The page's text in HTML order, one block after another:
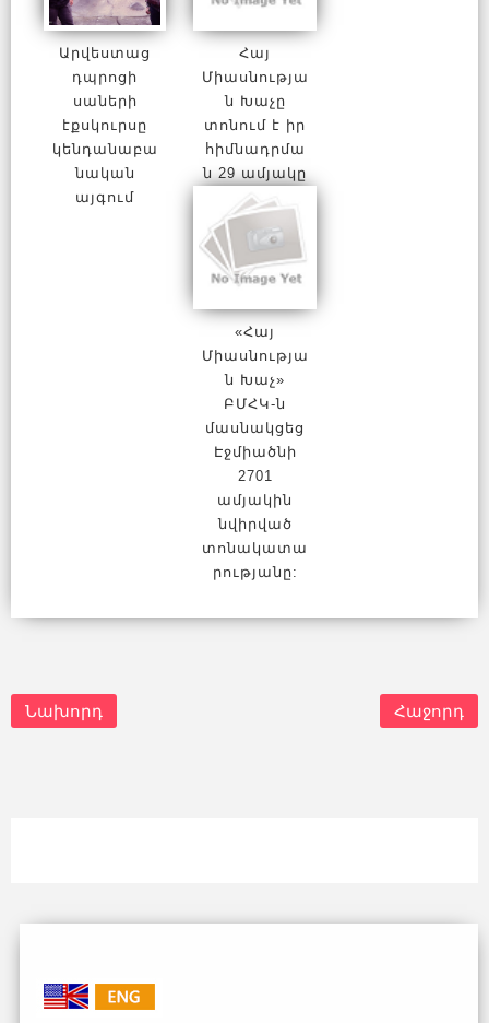
Արվեստաց
դպրոցի
սաների
էքսկուրսը
կենդանաբա
նական
այգում
Հայ
Միասնությա
ն Խաչը
տոնում է իր
հիմնադրմա
ն 29 ամյակը
«Հայ
Միասնությա
ն Խաչ»
ԲՄՀԿ-ն
մասնակցեց
Էջմիածնի
2701
ամյակին
նվիրված
տոնակատա
րությանը:
Նախորդ Հաջորդ